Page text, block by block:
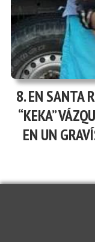
EN SANTA
“KEKA”
EN UN